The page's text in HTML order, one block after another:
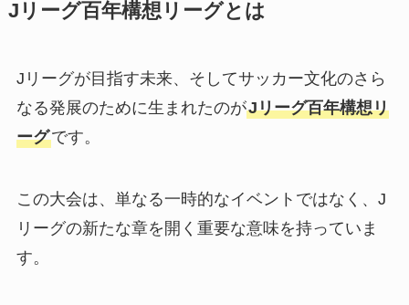
Jリーグ百年構想リーグとは
Jリーグが目指す未来、そしてサッカー文化のさら
なる発展のために生まれたのがJリーグ百年構想リ
ーグです。
この大会は、単なる一時的なイベントではなく、J
リーグの新たな章を開く重要な意味を持っていま
す。